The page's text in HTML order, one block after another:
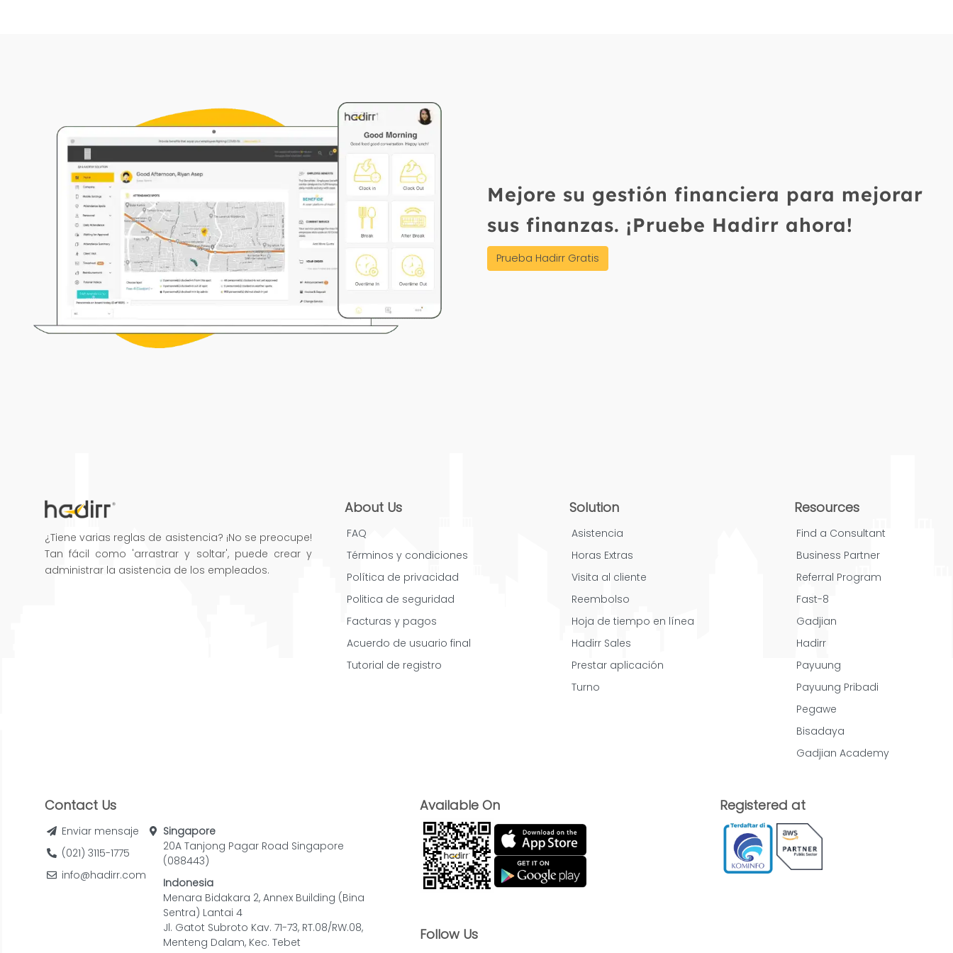
Mejore su gestión financiera para mejorar
sus finanzas. ¡Pruebe Hadirr ahora!
Prueba Hadirr Gratis
¿Tiene varias reglas de asistencia? ¡No se preocupe!
Tan fácil como 'arrastrar y soltar', puede crear y
administrar la asistencia de los empleados.
About Us
FAQ
Términos y condiciones
Política de privacidad
Politica de seguridad
Facturas y pagos
Acuerdo de usuario final
Tutorial de registro
Solution
Asistencia
Horas Extras
Visita al cliente
Reembolso
Hoja de tiempo en línea
Hadirr Sales
Prestar aplicación
Turno
Resources
Find a Consultant
Business Partner
Referral Program
Fast-8
Gadjian
Hadirr
Payuung
Payuung Pribadi
Pegawe
Bisadaya
Gadjian Academy
Contact Us
Enviar mensaje
(021) 3115-1775
info@hadirr.com
Singapore
20A Tanjong Pagar Road Singapore
(088443)
Indonesia
Menara Bidakara 2, Annex Building (Bina
Sentra) Lantai 4
Jl. Gatot Subroto Kav. 71-73, RT.08/RW.08,
Menteng Dalam, Kec. Tebet
Available On
Follow Us
Registered at